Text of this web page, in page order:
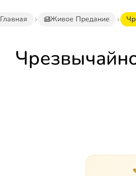
Главная Живое Предание